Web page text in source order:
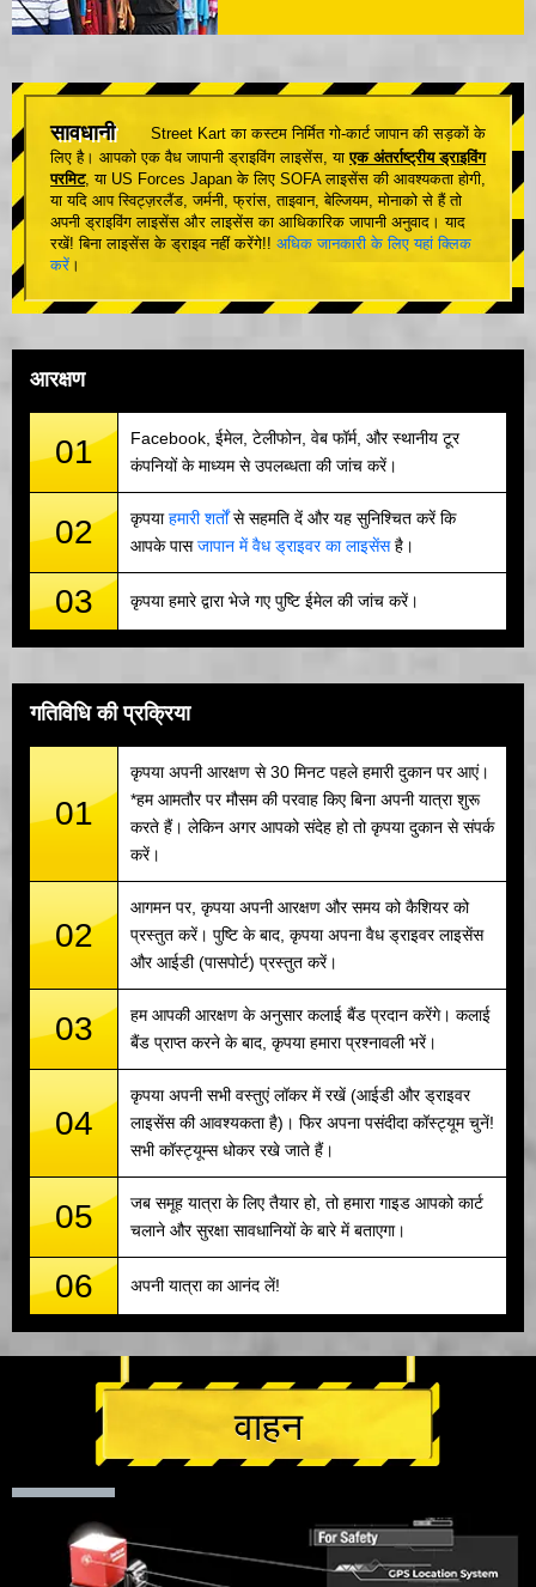
सावधानी
Street Kart का कस्टम निर्मित गो-कार्ट जापान की सड़कों के
लिए है। आपको एक वैध जापानी ड्राइविंग लाइसेंस, याएक अंतर्राष्ट्रीय ड्राइविंग
परमिट, या US Forces Japan के लिए SOFA लाइसेंस की आवश्यकता होगी,
या यदि आप स्विट्ज़रलैंड, जर्मनी, फ्रांस, ताइवान, बेल्जियम, मोनाको से हैं तो
अपनी ड्राइविंग लाइसेंस और लाइसेंस का आधिकारिक जापानी अनुवाद। याद
रखें! बिना लाइसेंस के ड्राइव नहीं करेंगे!! अधिक जानकारी के लिए यहां क्लिक
करें ।
आरक्षण
01
Facebook, ईमेल, टेलीफोन, वेब फॉर्म, और स्थानीय टूर
कंपनियों के माध्यम से उपलब्धता की जांच करें।
02 कृपयाहमारी शर्तोंसे सहमति दें और यह सुनिश्चित करें कि
आपके पासजापान में वैध ड्राइवर का लाइसेंसहै।
03 कृपया हमारे द्वारा भेजे गए पुष्टि ईमेल की जांच करें।
गतिविधि की प्रक्रिया
01
कृपया अपनी आरक्षण से 30 मिनट पहले हमारी दुकान पर आएं।
*हम आमतौर पर मौसम की परवाह किए बिना अपनी यात्रा शुरू
करते हैं। लेकिन अगर आपको संदेह हो तो कृपया दुकान से संपर्क
करें।
02
आगमन पर, कृपया अपनी आरक्षण और समय को कैशियर को
प्रस्तुत करें। पुष्टि के बाद, कृपया अपना वैध ड्राइवर लाइसेंस
और आईडी (पासपोर्ट) प्रस्तुत करें।
03
हम आपकी आरक्षण के अनुसार कलाई बैंड प्रदान करेंगे। कलाई
बैंड प्राप्त करने के बाद, कृपया हमारा प्रश्नावली भरें।
04
कृपया अपनी सभी वस्तुएं लॉकर में रखें (आईडी और ड्राइवर
लाइसेंस की आवश्यकता है)। फिर अपना पसंदीदा कॉस्ट्यूम चुनें!
सभी कॉस्ट्यूम्स धोकर रखे जाते हैं।
05
जब समूह यात्रा के लिए तैयार हो, तो हमारा गाइड आपको कार्ट
चलाने और सुरक्षा सावधानियों के बारे में बताएगा।
06 अपनी यात्रा का आनंद लें!
वाहन